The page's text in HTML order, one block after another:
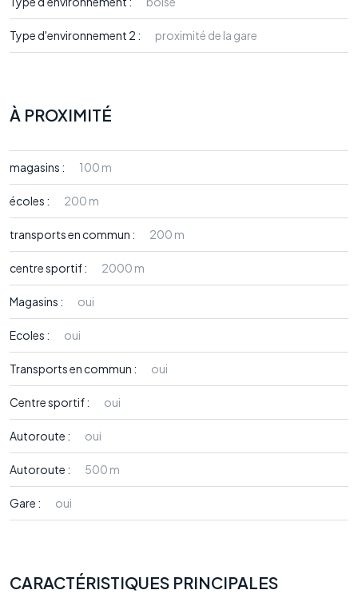
Type d'environnement 2 : proximité de la gare
À PROXIMITÉ
magasins : 100 m
écoles : 200 m
transports en commun : 200 m
centre sportif : 2000 m
Magasins : oui
Ecoles : oui
Transports en commun : oui
Centre sportif : oui
Autoroute : oui
Autoroute : 500 m
Gare : oui
CARACTÉRISTIQUES PRINCIPALES